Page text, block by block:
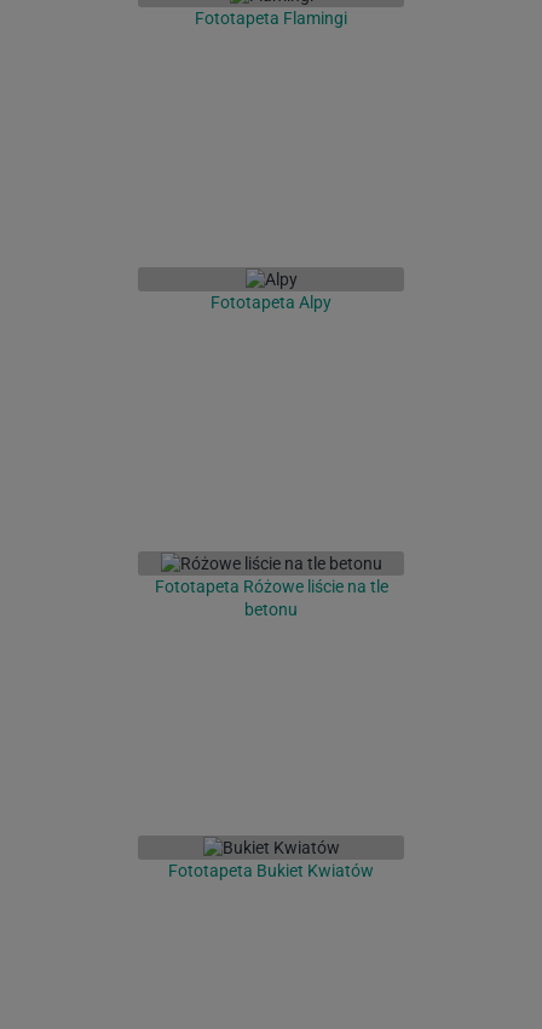
Fototapeta Flamingi
Fototapeta Alpy
Fototapeta Różowe liście na tle
betonu
Fototapeta Bukiet Kwiatów